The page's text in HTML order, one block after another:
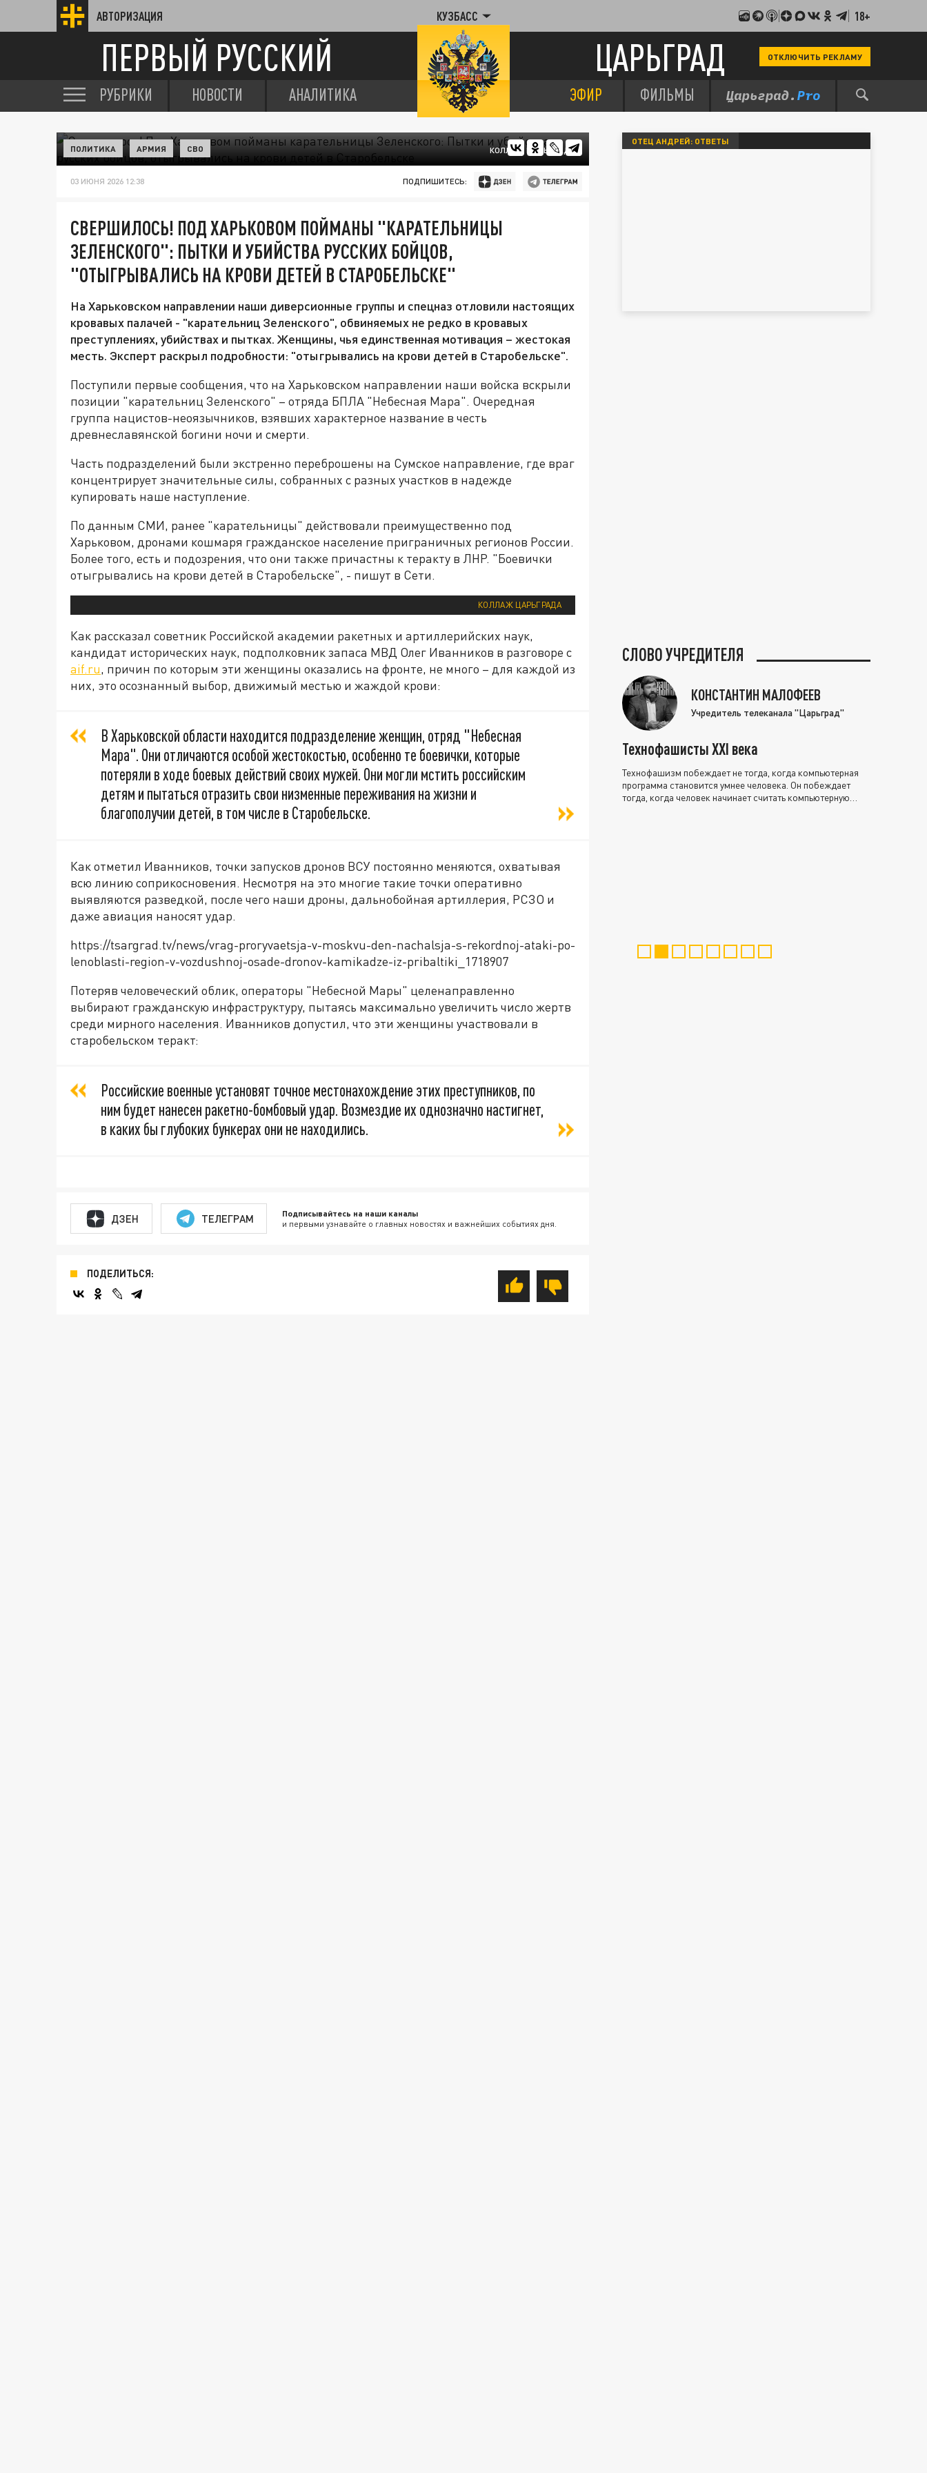
АВТОРИЗАЦИЯ КУЗБАСС 18+
ПЕРВЫЙ РУССКИЙ ЦАРЬГРАД ОТКЛЮЧИТЬ РЕКЛАМУ
РУБРИКИ НОВОСТИ АНАЛИТИКА ЭФИР ФИЛЬМЫ
КОЛЛАЖ ЦАРЬГРАДА
ПОЛИТИКА АРМИЯ СВО
03 ИЮНЯ 2026 12:38 ПОДПИШИТЕСЬ:
СВЕРШИЛОСЬ! ПОД ХАРЬКОВОМ ПОЙМАНЫ "КАРАТЕЛЬНИЦЫ
ЗЕЛЕНСКОГО": ПЫТКИ И УБИЙСТВА РУССКИХ БОЙЦОВ,
"ОТЫГРЫВАЛИСЬ НА КРОВИ ДЕТЕЙ В СТАРОБЕЛЬСКЕ"
На Харьковском направлении наши диверсионные группы и спецназ отловили настоящих
кровавых палачей - "карательниц Зеленского", обвиняемых не редко в кровавых
преступлениях, убийствах и пытках. Женщины, чья единственная мотивация – жестокая
месть. Эксперт раскрыл подробности: "отыгрывались на крови детей в Старобельске".
Поступили первые сообщения, что на Харьковском направлении наши войска вскрыли
позиции "карательниц Зеленского" – отряда БПЛА "Небесная Мара". Очередная
группа нацистов-неоязычников, взявших характерное название в честь
древнеславянской богини ночи и смерти.
Часть подразделений были экстренно переброшены на Сумское направление, где враг
концентрирует значительные силы, собранных с разных участков в надежде
купировать наше наступление.
По данным СМИ, ранее "карательницы" действовали преимущественно под
Харьковом, дронами кошмаря гражданское население приграничных регионов России.
Более того, есть и подозрения, что они также причастны к теракту в ЛНР. "Боевички
отыгрывались на крови детей в Старобельске", - пишут в Сети.
КОЛЛАЖ ЦАРЬГРАДА
Как рассказал советник Российской академии ракетных и артиллерийских наук,
кандидат исторических наук, подполковник запаса МВД Олег Иванников в разговоре с
aif.ru, причин по которым эти женщины оказались на фронте, не много – для каждой из
них, это осознанный выбор, движимый местью и жаждой крови:
В Харьковской области находится подразделение женщин, отряд "Небесная
Мара". Они отличаются особой жестокостью, особенно те боевички, которые
потеряли в ходе боевых действий своих мужей. Они могли мстить российским
детям и пытаться отразить свои низменные переживания на жизни и
благополучии детей, в том числе в Старобельске.
Как отметил Иванников, точки запусков дронов ВСУ постоянно меняются, охватывая
всю линию соприкосновения. Несмотря на это многие такие точки оперативно
выявляются разведкой, после чего наши дроны, дальнобойная артиллерия, РСЗО и
даже авиация наносят удар.
https://tsargrad.tv/news/vrag-proryvaetsja-v-moskvu-den-nachalsja-s-rekordnoj-ataki-po-
lenoblasti-region-v-vozdushnoj-osade-dronov-kamikadze-iz-pribaltiki_1718907
Потеряв человеческий облик, операторы "Небесной Мары" целенаправленно
выбирают гражданскую инфраструктуру, пытаясь максимально увеличить число жертв
среди мирного населения. Иванников допустил, что эти женщины участвовали в
старобельском теракт:
Российские военные установят точное местонахождение этих преступников, по
ним будет нанесен ракетно-бомбовый удар. Возмездие их однозначно настигнет,
в каких бы глубоких бункерах они не находились.
ДЗЕН ТЕЛЕГРАМ Подписывайтесь на наши каналы
и первыми узнавайте о главных новостях и важнейших событиях дня.
ПОДЕЛИТЬСЯ:
ОТЕЦ АНДРЕЙ: ОТВЕТЫ
СЛОВО УЧРЕДИТЕЛЯ
КОНСТАНТИН МАЛОФЕЕВ
Учредитель телеканала "Царьград"
Технофашисты XXI века
Технофашизм побеждает не тогда, когда компьютерная
программа становится умнее человека. Он побеждает
тогда, когда человек начинает считать компьютерную